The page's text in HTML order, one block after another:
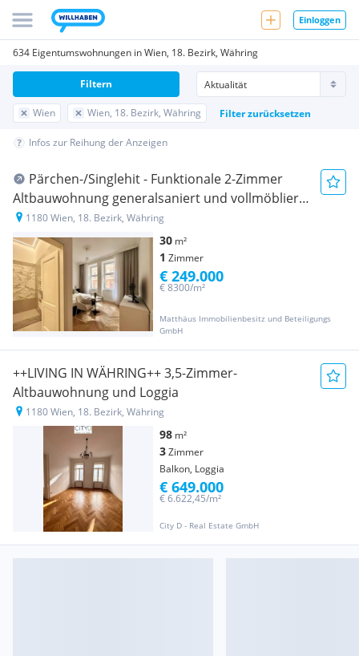
Einloggen
634 Eigentumswohnungen in Wien, 18. Bezirk, Währing
Wien Wien, 18. Bezirk, Währing Filter zurücksetzen
Filtern
Infos zur Reihung der Anzeigen
Pärchen-/Singlehit - Funktionale 2-Zimmer
Altbauwohnung generalsaniert und vollmöbliert
| Cottageviertel
1180 Wien, 18. Bezirk, Währing
30 m²
1 Zimmer
Matthäus Immobilienbesitz und Beteiligungs
GmbH
€ 8300/m²
€ 249.000
++LIVING IN WÄHRING++ 3,5-Zimmer-
Altbauwohnung und Loggia
1180 Wien, 18. Bezirk, Währing
98 m²
3Zimmer
Balkon, Loggia
City D - Real Estate GmbH
€ 6.622,45/m²
€ 649.000